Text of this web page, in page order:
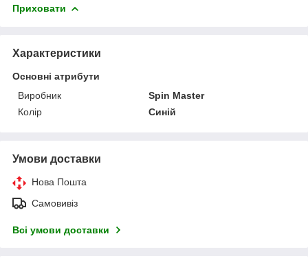
Приховати
Характеристики
Основні атрибути
Виробник
Spin Master
Колір
Синій
Умови доставки
Нова Пошта
Самовивіз
Всі умови доставки